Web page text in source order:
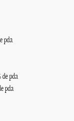
pda
de pda
pda